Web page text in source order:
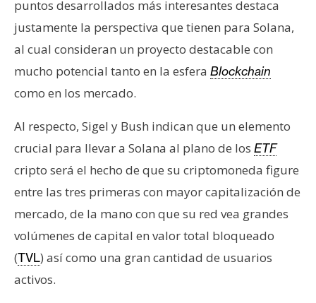
t
a
s
e
P
e
n
s
T
a
puntos desarrollados más interesantes destaca
justamente la perspectiva que tienen para Solana,
al cual consideran un proyecto destacable con
mucho potencial tanto en la esfera Blockchain
como en los mercado.
Al respecto, Sigel y Bush indican que un elemento
crucial para llevar a Solana al plano de los ETF
cripto será el hecho de que su criptomoneda figure
entre las tres primeras con mayor capitalización de
mercado, de la mano con que su red vea grandes
volúmenes de capital en valor total bloqueado
(TVL) así como una gran cantidad de usuarios
activos.